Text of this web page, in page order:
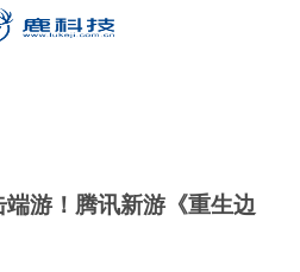
游！腾讯新游《重生边